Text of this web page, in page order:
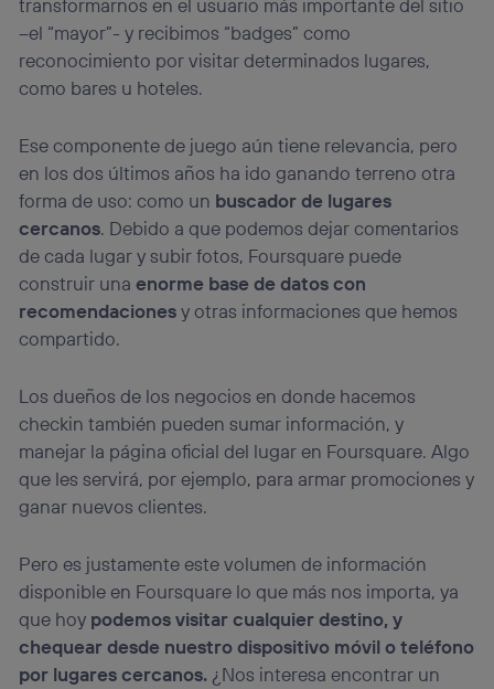
transformarnos en el usuario más importante del sitio
–el “mayor”- y recibimos “badges” como
reconocimiento por visitar determinados lugares,
como bares u hoteles.
Ese componente de juego aún tiene relevancia, pero
en los dos últimos años ha ido ganando terreno otra
forma de uso: como un buscador de lugares
cercanos. Debido a que podemos dejar comentarios
de cada lugar y subir fotos, Foursquare puede
construir unaenorme base de datos con
recomendacionesy otras informaciones que hemos
compartido.
Los dueños de los negocios en donde hacemos
checkin también pueden sumar información, y
manejar la página oficial del lugar en Foursquare. Algo
que les servirá, por ejemplo, para armar promociones y
ganar nuevos clientes.
Pero es justamente este volumen de información
disponible en Foursquare lo que más nos importa, ya
que hoy podemos visitar cualquier destino, y
chequear desde nuestro dispositivo móvil o teléfono
por lugares cercanos. ¿Nos interesa encontrar un
“Administrar Utiq” en la parte inferior de esta página web o
visitando el portal de privacidad de Utiq
(“consenthub”). Para más información, consulta
la política de privacidad de Utiq